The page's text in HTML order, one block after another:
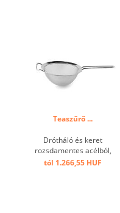
Teaszűrő ...
Drótháló és keret
rozsdamentes acélból,
tartókonzollal és
tól 1.266,55 HUF